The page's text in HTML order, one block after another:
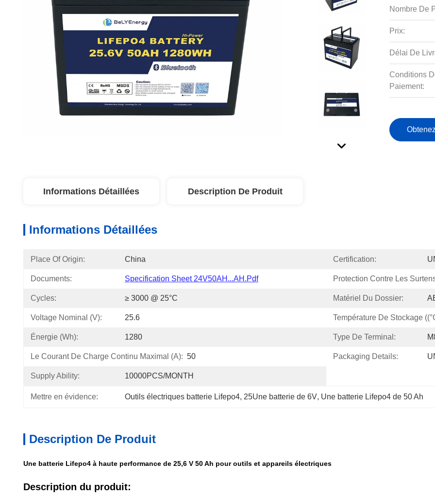
Nombre De
Prix:
Délai De
Conditions
Paiement:
Informations Détaillées Description De Produit
Informations Détaillées
Place Of Origin: China Certification:
Documents: Specification Sheet 24V50AH...AH.pdf Protection Contre Les
Cycles: ≥ 3000 @ 25°C Matériel Du Dossier:
Voltage Nominal (V): 25.6 Température De Stockage
Énergie (Wh): 1280 Type De Terminal:
Le Courant De Charge Continu Maximal (A): 50 Packaging Details:
Supply Ability: 10000PCS/MONTH
Mettre en évidence: Outils électriques batterie Lifepo4, 25Une batterie de 6V, Une batterie Lifepo4 de 50 Ah
Description De Produit
Une batterie Lifepo4 à haute performance de 25,6 V 50 Ah pour outils et appareils électriques
Description du produit: